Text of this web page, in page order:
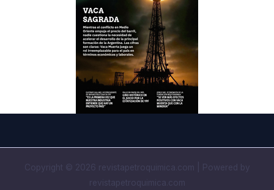
Copyright © 2026 revistapetroquimica.com | Powered by
revistapetroquimica.com